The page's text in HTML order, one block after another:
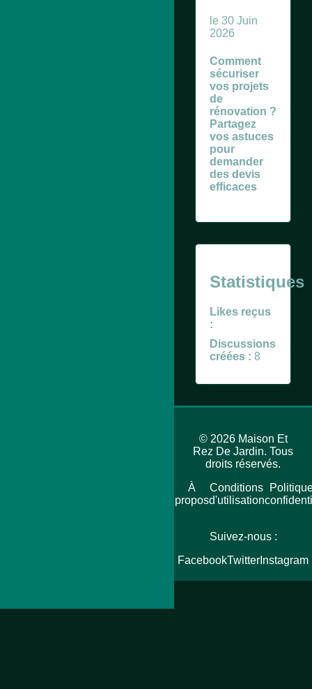
le 30 Juin
2026
Comment
sécuriser
vos projets
de
rénovation ?
Partagez
vos astuces
pour
demander
des devis
efficaces
Statistiques
Likes reçus
:
Discussions
créées : 8
© 2026 Maison Et
Rez De Jardin. Tous
droits réservés.
À
propos
Conditions
d'utilisation
Suivez-nous :
FacebookTwitter Instagram